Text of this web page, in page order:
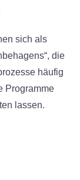
sich als
die
häufig
Programme
lassen.